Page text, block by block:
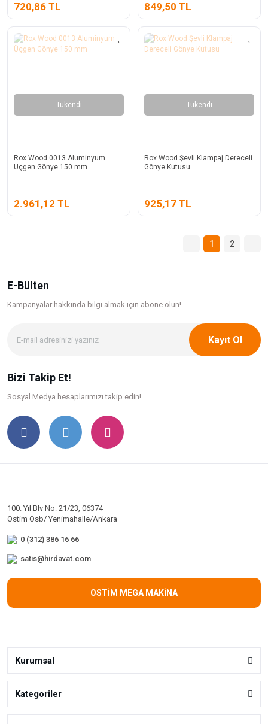
720,86 TL 849,50 TL
Tükendi
Rox Wood 0013 Aluminyum
Üçgen Gönye 150 mm
2.961,12 TL
Tükendi
Rox Wood Şevli Klampaj Dereceli
Gönye Kutusu
925,17 TL
1 2
E-Bülten
Kampanyalar hakkında bilgi almak için abone olun!
Kayıt Ol
Bizi Takip Et!
Sosyal Medya hesaplarımızı takip edin!
100. Yıl Blv No: 21/23, 06374
Ostim Osb/ Yenimahalle/Ankara
0 (312) 386 16 66
satis@hirdavat.com
OSTİM MEGA MAKİNA
Kurumsal
Kategoriler